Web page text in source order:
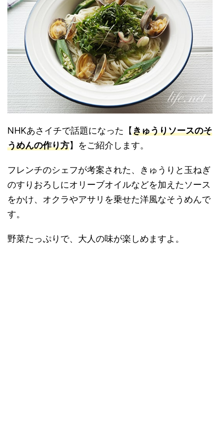
NHKあさイチで話題になった【きゅうりソースのそ
うめんの作り方】をご紹介します。
フレンチのシェフが考案された、きゅうりと玉ねぎ
のすりおろしにオリーブオイルなどを加えたソース
をかけ、オクラやアサリを乗せた洋風なそうめんで
す。
野菜たっぷりで、大人の味が楽しめますよ。